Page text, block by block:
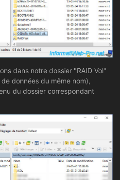
dans notre dossier "RAID Vol"
données du même nom),
du dossier correspondant